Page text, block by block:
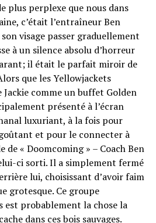
plus perplexe que nous dans
c’était l’entraîneur Ben
visage passer graduellement
à un silence absolu d’horreur
il était le parfait miroir de
que les Yellowjackets
comme un buffet Golden
présenté à l’écran
luxuriant, à la fois pour
et pour le connecter à
de « Doomcoming » – Coach Ben
ci sorti. Il a simplement fermé
lui, choisissant d’avoir faim
grotesque. Ce groupe
est probablement la chose la
dans ces bois sauvages.